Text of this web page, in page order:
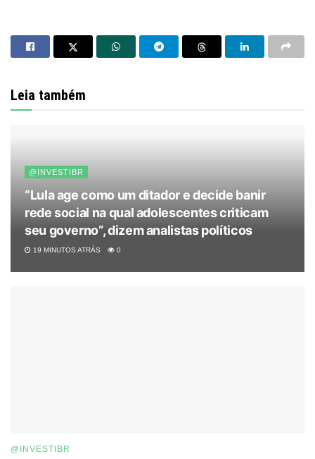
Leia também
@INVESTIBR
“Lula age como um ditador e decide banir
rede social na qual adolescentes criticam
seu governo”, dizem analistas políticos
19 MINUTOS ATRÁS 0
@INVESTIBR